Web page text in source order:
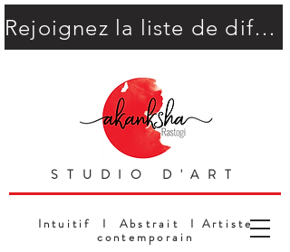
STUDIO D'ART
Intuitif I Abstrait I Artiste
contemporain
Rejoignez la liste de diffusion